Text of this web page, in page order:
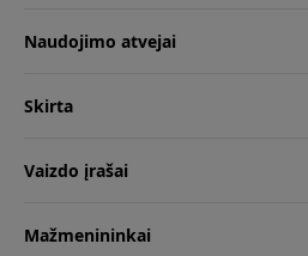
Naudojimo atvejai
Skirta
Vaizdo įrašai
Mažmenininkai